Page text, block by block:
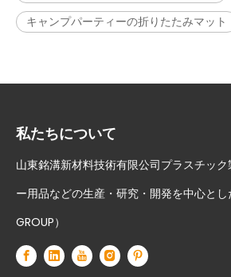
キャンプパーティーの折りたたみマット
私たちについて
山東銘溝新材料技術有限公司プラスチッ
ー用品などの生産・研究・開発を中心とし
GROUP）